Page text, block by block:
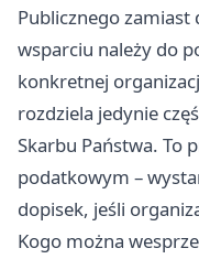
Publicznego
wsparciu należy do
konkretnej
rozdziela jedynie
Skarbu Państwa. To
podatkowym –
dopisek, jeśli
Kogo można